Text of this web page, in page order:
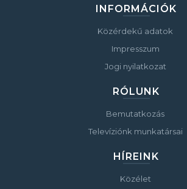
INFORMÁCIÓK
Közérdekű adatok
Impresszum
Jogi nyilatkozat
RÓLUNK
Bemutatkozás
Televíziónk munkatársai
HÍREINK
Közélet